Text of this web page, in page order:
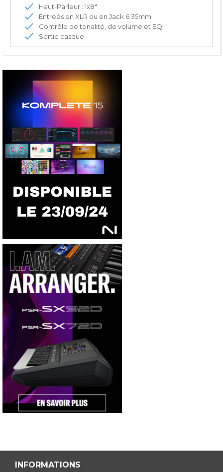
Haut-Parleur : 1x8"
Entreés en XLR ou en Jack 6.35mm
Contrôle de tonalité, de volume et EQ
Sortie casque
INFORMATIONS